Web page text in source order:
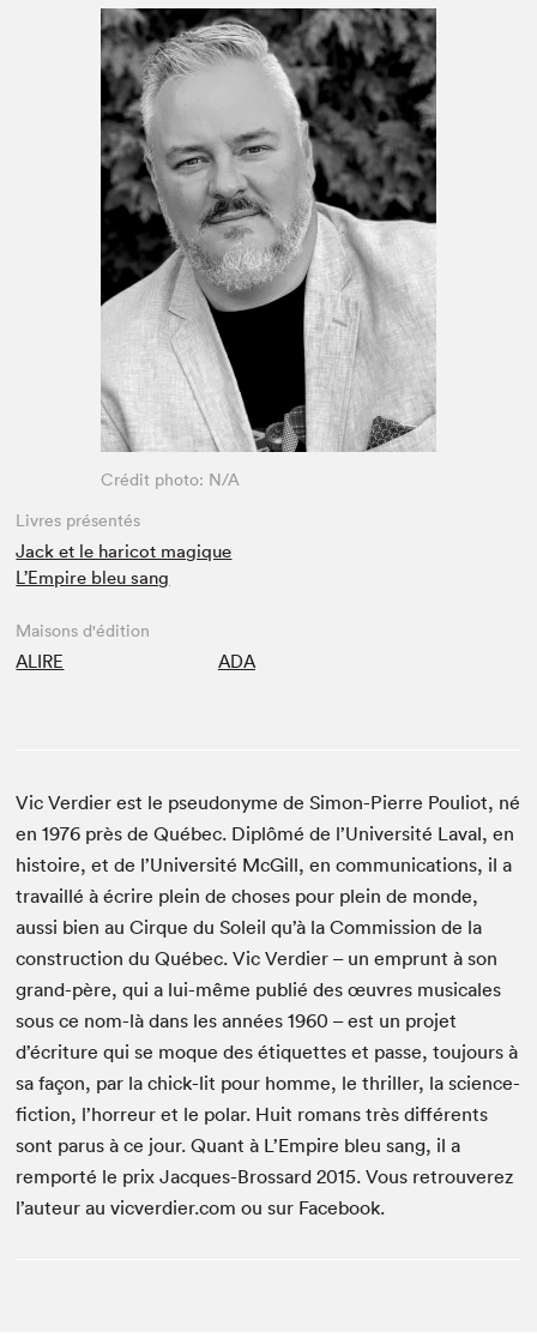
Espace enseignant·e·s
Espace pro
Crédit photo: N/A
Livres présentés
Jack et le haricot magique
L’Empire bleu sang
Maisons d'édition
ALIRE ADA
Vic Verdier est le pseudonyme de Simon-Pierre Pouliot, né
en 1976 près de Québec. Diplômé de l’Université Laval, en
histoire, et de l’Université McGill, en communications, il a
travaillé à écrire plein de choses pour plein de monde,
aussi bien au Cirque du Soleil qu’à la Commission de la
construction du Québec. Vic Verdier – un emprunt à son
grand-père, qui a lui-même publié des œuvres musicales
sous ce nom-là dans les années 1960 – est un projet
d’écriture qui se moque des étiquettes et passe, toujours à
sa façon, par la chick-lit pour homme, le thriller, la science-
fiction, l’horreur et le polar. Huit romans très différents
sont parus à ce jour. Quant à L’Empire bleu sang, il a
remporté le prix Jacques-Brossard 2015. Vous retrouverez
l’auteur au vicverdier.com ou sur Facebook.